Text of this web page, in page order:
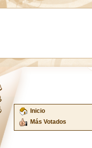
Inicio
Más Votados